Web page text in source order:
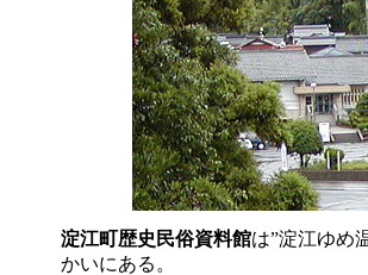
淀江町歴史民俗資料館は”淀江ゆめ
かいにある。